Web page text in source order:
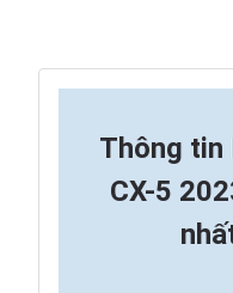
Thông tin
CX-5